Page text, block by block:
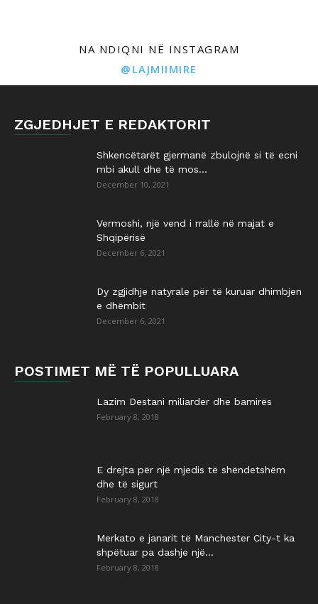
NA NDIQNI NË INSTAGRAM
@LAJMIIMIRE
ZGJEDHJET E REDAKTORIT
Shkencëtarët gjermanë zbulojnë si të ecni
mbi akull dhe të mos...
December 10, 2021
Vermoshi, një vend i rrallë në majat e
Shqipërisë
December 6, 2021
Dy zgjidhje natyrale për të kuruar dhimbjen
e dhëmbit
December 6, 2021
POSTIMET MË TË POPULLUARA
Lazim Destani miliarder dhe bamirës
February 8, 2018
E drejta për një mjedis të shëndetshëm
dhe të sigurt
February 8, 2018
Merkato e janarit të Manchester City-t ka
shpëtuar pa dashje një...
February 8, 2018